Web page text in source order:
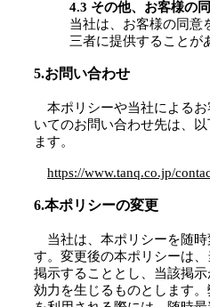
4.3 その他、お客様の
当社は、お客様の同意
三者に提供することが
5.お問い合わせ
本ポリシーや当社によるお
いてのお問い合わせ先は、
ます。
https://www.tanq.co.jp/
6.本ポリシーの変更
当社は、本ポリシーを随時
す。変更後の本ポリシーは
掲示することとし、当該掲
効力を生じるものとします